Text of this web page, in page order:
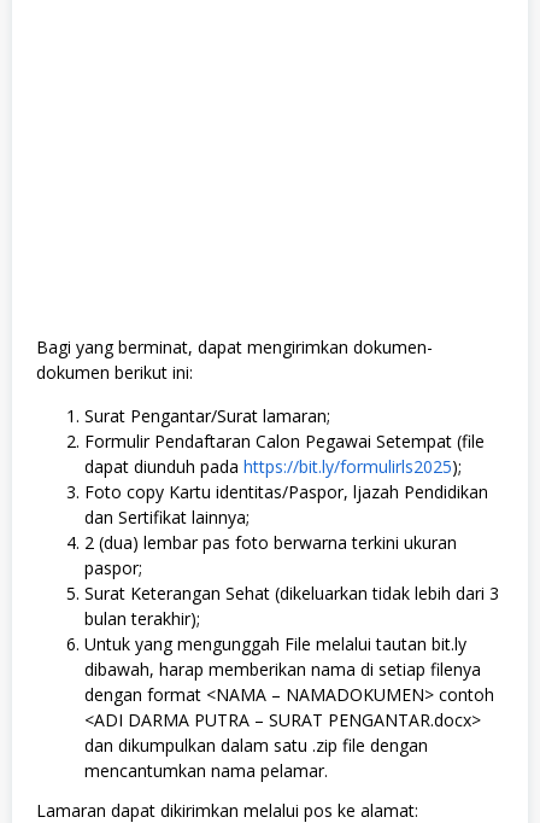
Bagi yang berminat, dapat mengirimkan dokumen-
dokumen berikut ini:
Surat Pengantar/Surat lamaran;
Formulir Pendaftaran Calon Pegawai Setempat (file
dapat diunduh pada https://bit.ly/formulirls2025);
Foto copy Kartu identitas/Paspor, ljazah Pendidikan
dan Sertifikat lainnya;
2 (dua) lembar pas foto berwarna terkini ukuran
paspor;
Surat Keterangan Sehat (dikeluarkan tidak lebih dari 3
bulan terakhir);
Untuk yang mengunggah File melalui tautan bit.ly
dibawah, harap memberikan nama di setiap filenya
dengan format <NAMA – NAMADOKUMEN> contoh
<ADI DARMA PUTRA – SURAT PENGANTAR.docx>
dan dikumpulkan dalam satu .zip file dengan
mencantumkan nama pelamar.
Lamaran dapat dikirimkan melalui pos ke alamat: